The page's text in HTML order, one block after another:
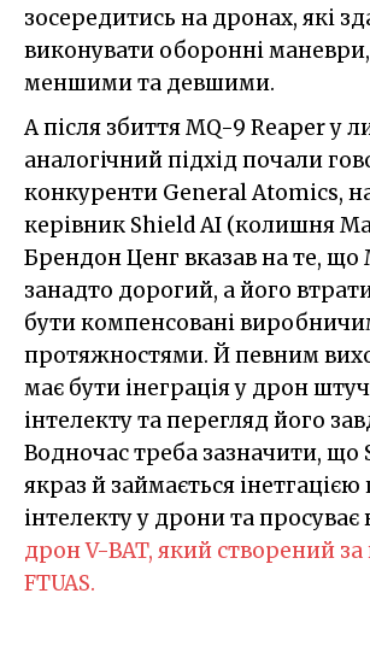
зосередитись на дронах, які
виконувати оборонні
меншими та девшими.
А після збиття MQ-9 Reaper у
аналогічний підхід почали
конкуренти General Atomics,
керівник Shield AI (колишня
Брендон Ценг вказав на те, що
занадто дорогий, а його
бути компенсовані
протяжностями. Й певним
має бути інеграція у дрон
інтелекту та перегляд його
Водночас треба зазначити, що
якраз й займається
інтелекту у дрони та просуває
дрон V-BAT, який створений
FTUAS.